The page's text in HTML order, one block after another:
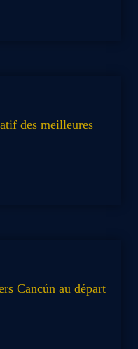
des meilleures
Cancún au départ